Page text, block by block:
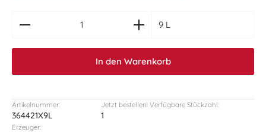
9 L
In den Warenkorb
Artikelnummer:
364421X9L
Jetzt bestellen! Verfügbare Stückzahl:
1
Erzeuger: